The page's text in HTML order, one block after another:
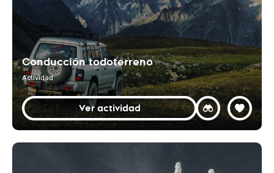
Conducción todoterreno
Actividad
Ver actividad